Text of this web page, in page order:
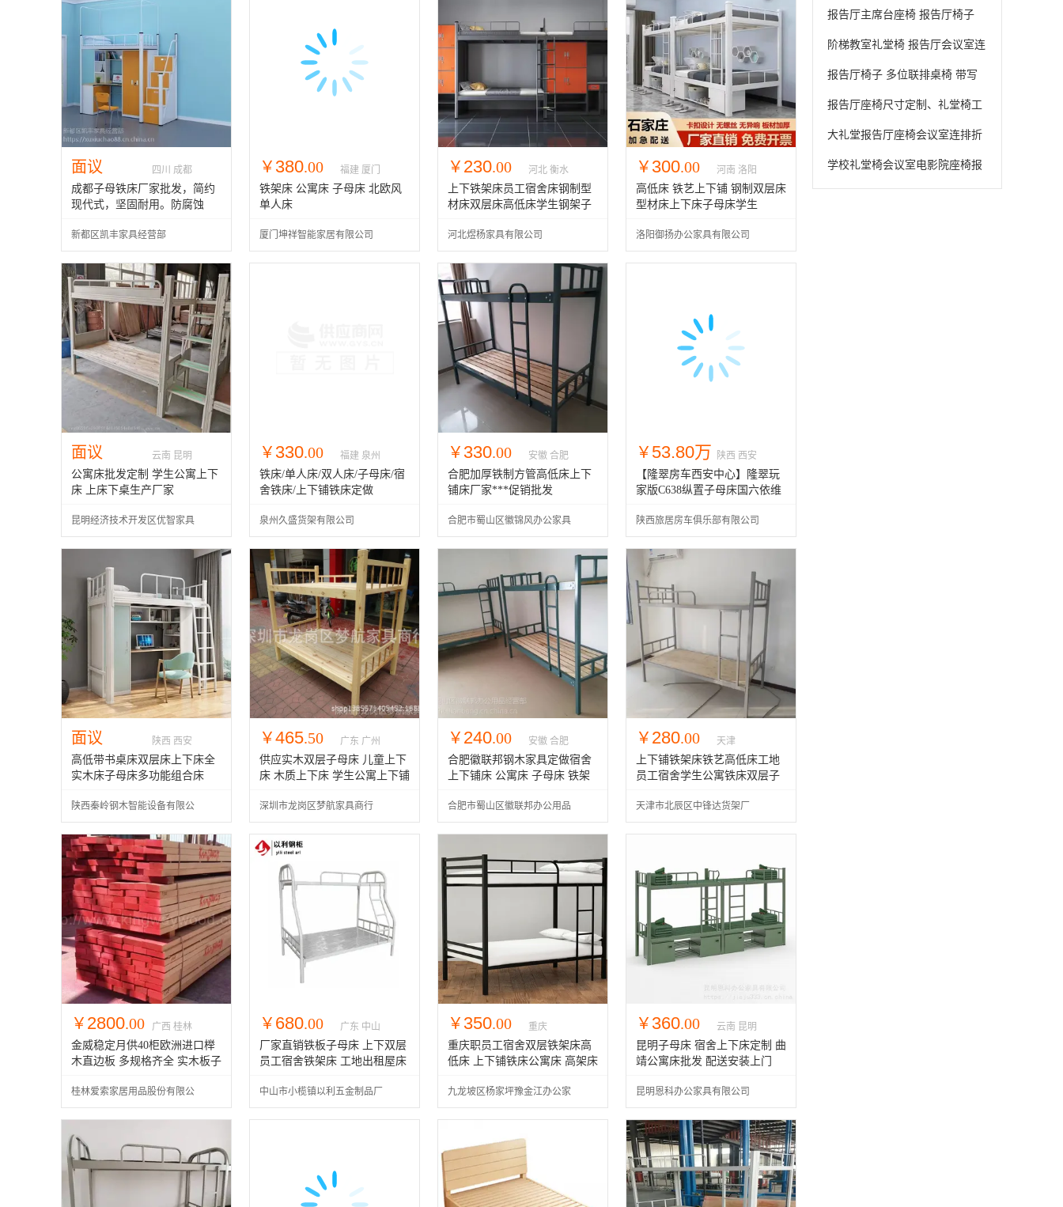
面议 四川 成都
成都子母铁床厂家批发，简约
现代式，坚固耐用。防腐蚀
新都区凯丰家具经营部
￥ 380.00 福建 厦门
铁架床 公寓床 子母床 北欧风
单人床
厦门坤祥智能家居有限公司
￥ 230.00 河北 衡水
上下铁架床员工宿舍床钢制型
材床双层床高低床学生钢架子
河北煜杨家具有限公司
￥ 300.00 河南 洛阳
高低床 铁艺上下铺 钢制双层床
型材床上下床子母床学生
洛阳御扬办公家具有限公司
面议 云南 昆明
公寓床批发定制 学生公寓上下
床 上床下桌生产厂家
昆明经济技术开发区优智家具
经营部
￥ 330.00 福建 泉州
铁床/单人床/双人床/子母床/宿
舍铁床/上下铺铁床定做
泉州久盛货架有限公司
￥ 330.00 安徽 合肥
合肥加厚铁制方管高低床上下
铺床厂家***促销批发
合肥市蜀山区徽锦风办公家具
经营部
￥ 53.80万 陕西 西安
【隆翠房车西安中心】隆翠玩
家版C638纵置子母床国六依维
陕西旅居房车俱乐部有限公司
面议 陕西 西安
高低带书桌床双层床上下床全
实木床子母床多功能组合床
陕西秦岭钢木智能设备有限公
司
￥465.50 广东 广州
供应实木双层子母床 儿童上下
床 木质上下床 学生公寓上下铺
深圳市龙岗区梦航家具商行
￥ 240.00 安徽 合肥
合肥徽联邦钢木家具定做宿舍
上下铺床 公寓床 子母床 铁架
合肥市蜀山区徽联邦办公用品
经营部
￥ 280.00 天津
上下铺铁架床铁艺高低床工地
员工宿舍学生公寓铁床双层子
天津市北辰区中锋达货架厂
￥ 2800.00 广西 桂林
金威稳定月供40柜欧洲进口榉
木直边板 多规格齐全 实木板子
桂林爱索家居用品股份有限公
司
￥ 680.00 广东 中山
厂家直销铁板子母床 上下双层
员工宿舍铁架床 工地出租屋床
中山市小榄镇以利五金制品厂
￥ 350.00 重庆
重庆职员工宿舍双层铁架床高
低床 上下铺铁床公寓床 高架床
九龙坡区杨家坪豫金江办公家
具经营部
￥ 360.00 云南 昆明
昆明子母床 宿舍上下床定制 曲
靖公寓床批发 配送安装上门
昆明恩科办公家具有限公司
礼堂椅 会议室软包座椅
报告厅主席台座椅 报告厅椅子
报告厅座椅图片 多功能报告厅座
阶梯教室礼堂椅 报告厅会议室连
排椅 塑料连椅 影视厅联排椅
报告厅椅子 多位联排桌椅 带写
字板礼堂排椅生产厂家
报告厅座椅尺寸定制、礼堂椅工
厂、礼堂椅、 报告厅电影院座椅
大礼堂报告厅座椅会议室连排折
叠椅剧院电影院椅学校阶梯教室
学校礼堂椅会议室电影院座椅报
告厅剧院可折叠多功能沙发椅